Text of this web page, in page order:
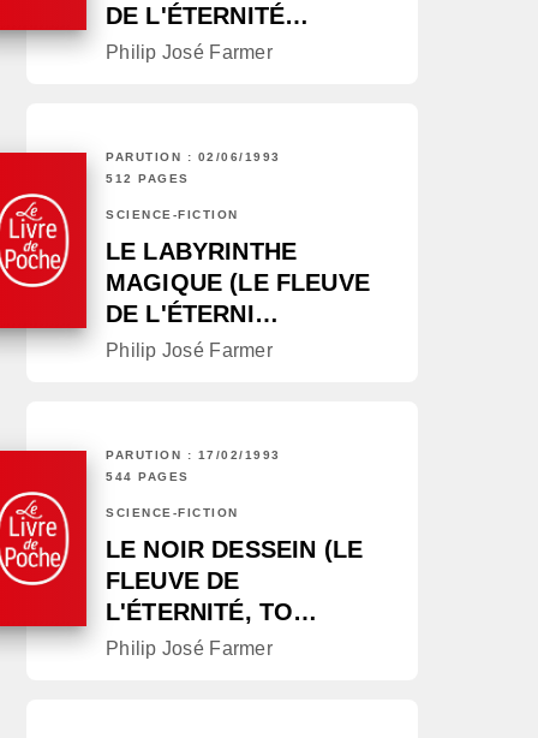
DE L'ÉTERNITÉ…
Philip José Farmer
PARUTION : 02/06/1993
512 PAGES
SCIENCE-FICTION
LE LABYRINTHE
MAGIQUE (LE FLEUVE
DE L'ÉTERNI…
Philip José Farmer
PARUTION : 17/02/1993
544 PAGES
SCIENCE-FICTION
LE NOIR DESSEIN (LE
FLEUVE DE
L'ÉTERNITÉ, TO…
Philip José Farmer